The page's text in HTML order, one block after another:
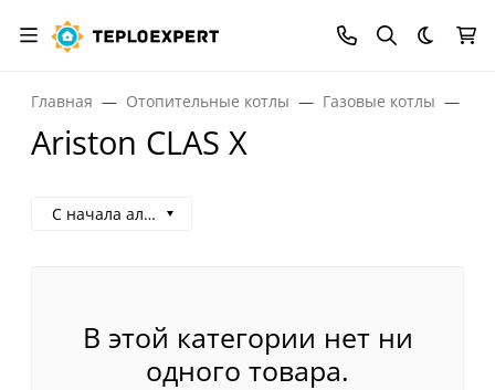
Темная
Главная Отопительные котлы Газовые котлы
Ariston CLAS X
С начала алфавита
В этой категории нет ни
одного товара.